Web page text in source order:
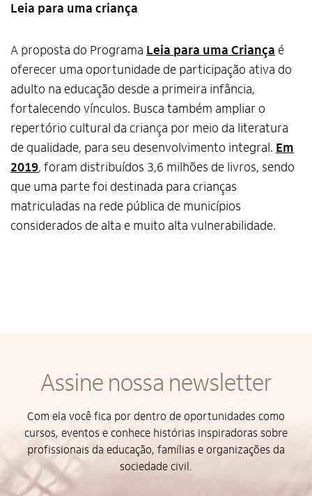
Termos de Uso e Política de
Privacidade
Leia para uma criança
A proposta do Programa Leia para uma Criança é
oferecer uma oportunidade de participação ativa do
adulto na educação desde a primeira infância,
fortalecendo vínculos. Busca também ampliar o
repertório cultural da criança por meio da literatura
de qualidade, para seu desenvolvimento integral. Em
2019, foram distribuídos 3,6 milhões de livros, sendo
que uma parte foi destinada para crianças
matriculadas na rede pública de municípios
considerados de alta e muito alta vulnerabilidade.
Assine nossa newsletter
Com ela você fica por dentro de oportunidades como
cursos, eventos e conhece histórias inspiradoras sobre
profissionais da educação, famílias e organizações da
sociedade civil.